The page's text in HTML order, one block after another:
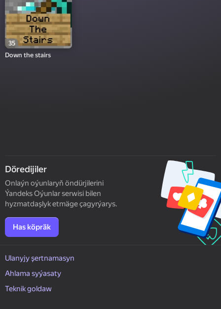
35
Down the stairs
Döredijiler
Onlaýn oýunlaryň öndürjilerini
Ýandeks Oýunlar serwisi bilen
hyzmatdaşlyk etmäge çagyrýarys.
Has köpräk
Ulanyjy şertnamasyn
Ahlama syýasaty
Teknik goldaw